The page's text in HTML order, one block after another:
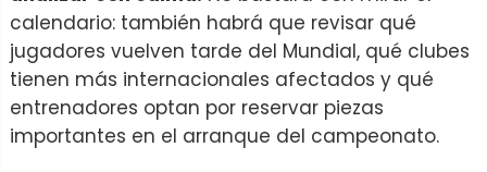
calendario: también habrá que revisar qué
jugadores vuelven tarde del Mundial, qué clubes
tienen más internacionales afectados y qué
entrenadores optan por reservar piezas
importantes en el arranque del campeonato.